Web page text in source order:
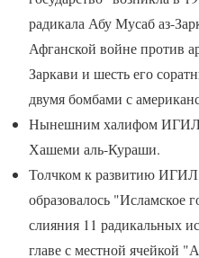
радикала Абу Мусаб аз-
Афганской войне против
Заркави и шесть его
двумя бомбами с
Нынешним халифом ИГИЛ
Хашеми аль-Кураши.
Толчком к развитию ИГИЛ
образовалось "Исламское
слияния 11 радикальных
главе с местной ячейкой